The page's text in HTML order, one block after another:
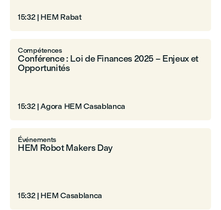
15:32| HEM Rabat
Compétences
Conférence : Loi de Finances 2025 – Enjeux et
Opportunités
15:32|Agora HEM Casablanca
Événements
HEM Robot Makers Day
15:32| HEM Casablanca